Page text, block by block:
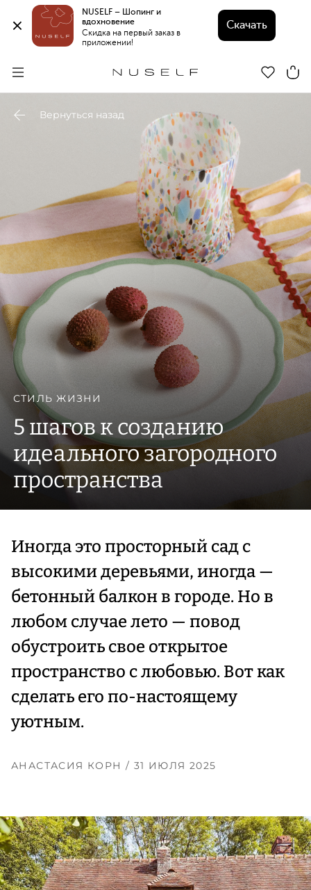
NUSELF – Шопинг и
вдохновение
Скидка на первый заказ в
приложении!
Скачать
Вернуться назад
СТИЛЬ ЖИЗНИ
5 шагов к созданию
идеального загородного
пространства
Иногда это просторный сад с
высокими деревьями, иногда —
бетонный балкон в городе. Но в
любом случае лето — повод
обустроить свое открытое
пространство с любовью. Вот как
сделать его по-настоящему
уютным.
АНАСТАСИЯ КОРН / 31 ИЮЛЯ 2025